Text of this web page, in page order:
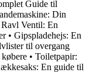
Guide til
Din
Ravl Ventil: En
• Gipspladehejs: En
til overgang
• Toiletpapir:
En guide til